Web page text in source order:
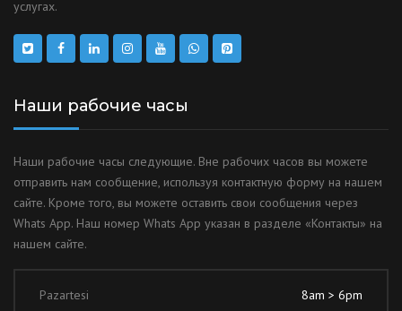
услугах.
Наши рабочие часы
Наши рабочие часы следующие. Вне рабочих часов вы можете
отправить нам сообщение, используя контактную форму на нашем
сайте. Кроме того, вы можете оставить свои сообщения через
Whats App. Наш номер Whats App указан в разделе «Контакты» на
нашем сайте.
Pazartesi
8am > 6pm